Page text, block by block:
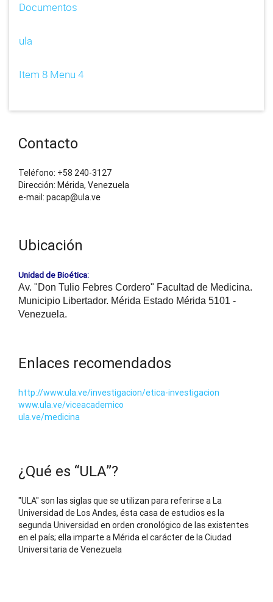
Documentos
ula
Item 8 Menu 4
Contacto
Teléfono: +58 240-3127
Dirección: Mérida, Venezuela
e-mail: pacap@ula.ve
Ubicación
Unidad de Bioética:
Av. "Don Tulio Febres Cordero" Facultad de Medicina.
Municipio Libertador. Mérida Estado Mérida 5101 -
Venezuela.
Enlaces recomendados
http://www.ula.ve/investigacion/etica-investigacion
www.ula.ve/viceacademico
ula.ve/medicina
¿Qué es “ULA”?
"ULA" son las siglas que se utilizan para referirse a La
Universidad de Los Andes, ésta casa de estudios es la
segunda Universidad en orden cronológico de las existentes
en el país; ella imparte a Mérida el carácter de la Ciudad
Universitaria de Venezuela